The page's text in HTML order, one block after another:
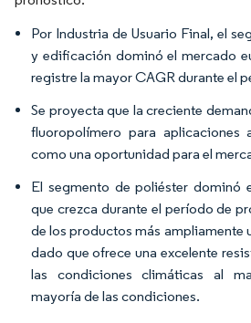
Por Industria de Usuario Final, el
y edificación dominó el mercado
registre la mayor CAGR durante el
Se proyecta que la creciente
fluoropolímero para aplicaciones
como una oportunidad para el
El segmento de poliéster dominó
que crezca durante el período de
de los productos más ampliamente
dado que ofrece una excelente
las condiciones climáticas al
mayoría de las condiciones.